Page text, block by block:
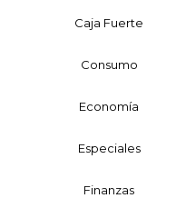
Caja Fuerte
Consumo
Economía
Especiales
Finanzas